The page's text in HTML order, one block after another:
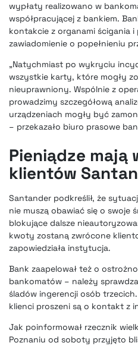
wypłaty realizowano w
współpracującej z bankiem.
kontakcie z organami ścigania
zawiadomienie o popełnieniu
„Natychmiast po wykryciu
wszystkie karty, które mogły
nieuprawniony. Wspólnie z
prowadzimy szczegółową
urządzeniach mogły być
– przekazało biuro prasowe
Pieniądze mają
klientów
Santander podkreślił, że
nie muszą obawiać się o swoje
blokujące dalsze
kwoty zostaną zwrócone
zapowiedziała instytucja.
Bank zaapelował też o
bankomatów – należy
śladów ingerencji osób
klienci proszeni są o kontakt z
Jak poinformował rzecznik
Poznaniu od soboty przyjęto